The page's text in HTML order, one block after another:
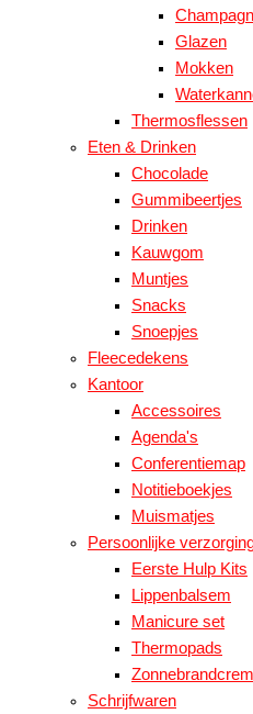
Glazen
Mokken
Thermosflessen
Eten & Drinken
Chocolade
Gummibeertjes
Drinken
Kauwgom
Muntjes
Snacks
Snoepjes
Fleecedekens
Kantoor
Accessoires
Agenda's
Conferentiemap
Notitieboekjes
Muismatjes
Persoonlijke
Eerste Hulp Kits
Lippenbalsem
Manicure set
Thermopads
Schrijfwaren